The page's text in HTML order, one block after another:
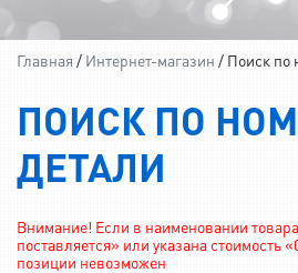
Главная / Интернет-магазин / Поиск по
ПОИСК ПО
ДЕТАЛИ
Внимание! Если в наименовании
поставляется» или указана стоимость
позиции невозможен